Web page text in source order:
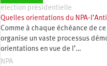
élection présidentielle
Quelles orientations du NPA-
Comme à chaque échéance de
organise un vaste processus
orientations en vue de l’…
NPA